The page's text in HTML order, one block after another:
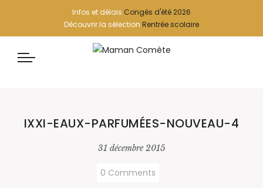
Infos et délais Congés d'été 2026
Découvrir la sélection Rentrée scolaire
IXXI-EAUX-PARFUMÉES-NOUVEAU-4
31 décembre 2015
0 Comments